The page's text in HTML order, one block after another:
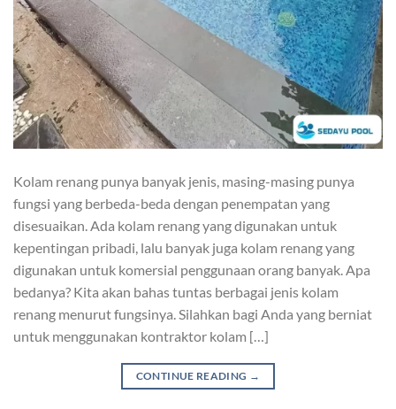
Kolam renang punya banyak jenis, masing-masing punya
fungsi yang berbeda-beda dengan penempatan yang
disesuaikan. Ada kolam renang yang digunakan untuk
kepentingan pribadi, lalu banyak juga kolam renang yang
digunakan untuk komersial penggunaan orang banyak. Apa
bedanya? Kita akan bahas tuntas berbagai jenis kolam
renang menurut fungsinya. Silahkan bagi Anda yang berniat
untuk menggunakan kontraktor kolam […]
CONTINUE READING →